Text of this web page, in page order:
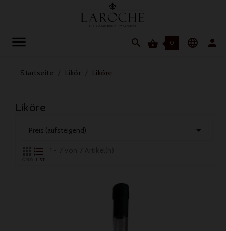
  0  
Startseite Likör Liköre
Liköre
Preis (aufsteigend)


LIST